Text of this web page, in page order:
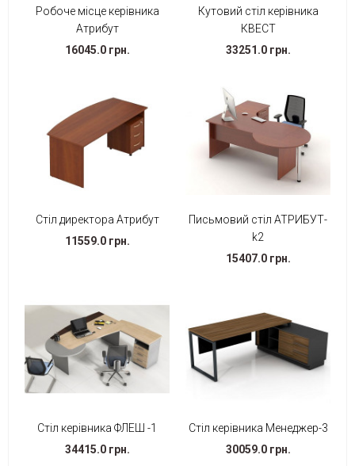
Робоче місце керівника
Атрибут
16045.0 грн.
Кутовий стіл керівника
КВЕСТ
33251.0 грн.
Стіл директора Атрибут
11559.0 грн.
Письмовий стіл АТРИБУТ-
k2
15407.0 грн.
Стіл керівника ФЛЕШ -1
34415.0 грн.
Стіл керівника Менеджер-3
30059.0 грн.